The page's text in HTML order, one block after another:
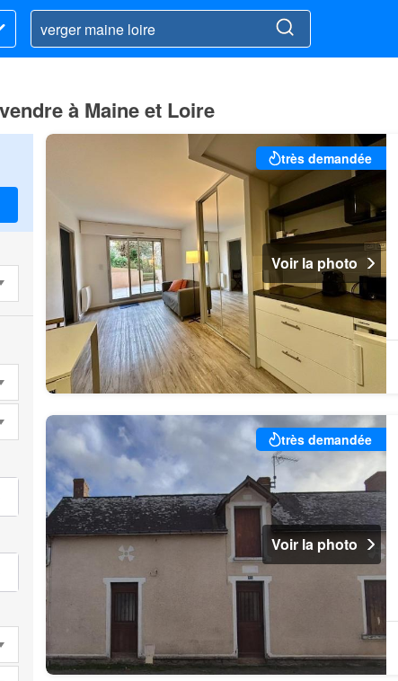
à Maine et Loire
très demandée
Voir la photo
très demandée
Voir la photo